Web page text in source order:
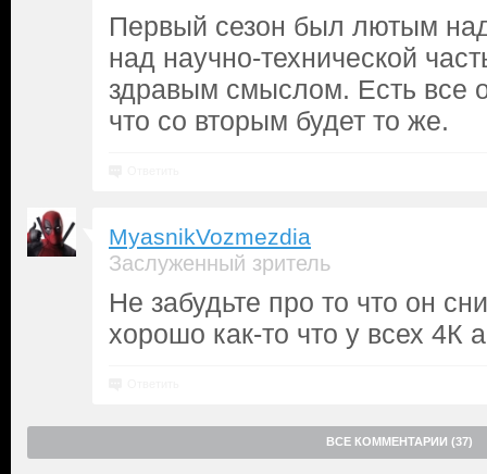
Первый сезон был лютым
над научно-технической
здравым смыслом. Есть все
что со вторым будет то же.
MyasnikVozmezdia
Заслуженный зритель
Не забудьте про то что он
хорошо как-то что у всех 4К
ВСЕ КОММЕНТАРИИ (37)